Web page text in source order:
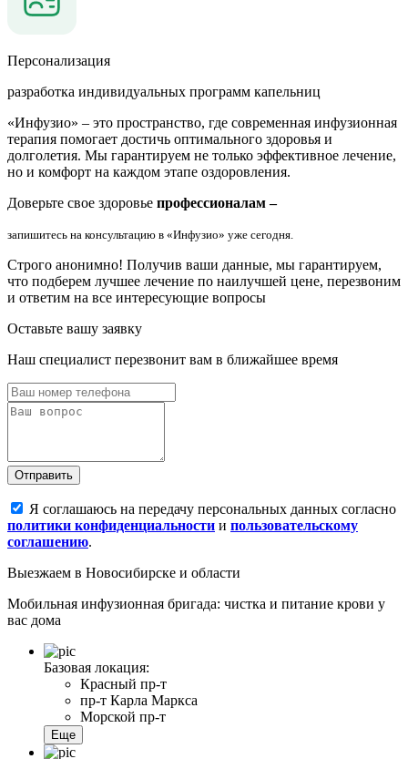
Персонализация
разработка индивидуальных программ капельниц
«Инфузио» – это пространство, где современная инфузионная
терапия помогает достичь оптимального здоровья и
долголетия. Мы гарантируем не только эффективное лечение,
но и комфорт на каждом этапе оздоровления.
Доверьте свое здоровье профессионалам –
запишитесь на консультацию в «Инфузио» уже сегодня.
Строго анонимно! Получив ваши данные, мы гарантируем,
что подберем лучшее лечение по наилучшей цене, перезвоним
и ответим на все интересующие вопросы
Оставьте вашу заявку
Наш специалист перезвонит вам в ближайшее время
Отправить
Я соглашаюсь на передачу персональных данных согласно
политики конфиденциальности и пользовательскому
соглашению.
Выезжаем в Новосибирске и области
Мобильная инфузионная бригада: чистка и питание крови у
вас дома
Базовая локация:
Красный пр-т
пр-т Карла Маркса
Морской пр-т
Еще